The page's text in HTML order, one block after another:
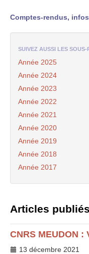
Comptes-rendus,
SUIVEZ AUSSI LES
Année 2025
Année 2024
Année 2023
Année 2022
Année 2021
Année 2020
Année 2019
Année 2018
Année 2017
Articles
CNRS MEUDON :
13 décembre 2021